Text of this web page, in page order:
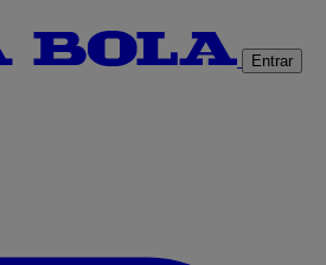
Entrar